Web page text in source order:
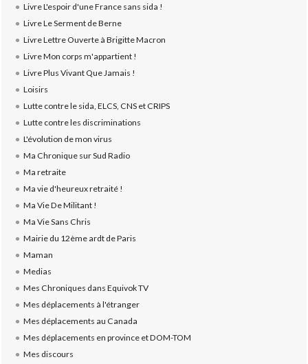
Livre L'espoir d'une France sans sida !
Livre Le Serment de Berne
Livre Lettre Ouverte à Brigitte Macron
Livre Mon corps m'appartient !
Livre Plus Vivant Que Jamais !
Loisirs
Lutte contre le sida, ELCS, CNS et CRIPS
Lutte contre les discriminations
L'évolution de mon virus
Ma Chronique sur Sud Radio
Ma retraite
Ma vie d'heureux retraité !
Ma Vie De Militant !
Ma Vie Sans Chris
Mairie du 12ème ardt de Paris
Maman
Medias
Mes Chroniques dans Equivok TV
Mes déplacements à l'étranger
Mes déplacements au Canada
Mes déplacements en province et DOM-TOM
Mes discours